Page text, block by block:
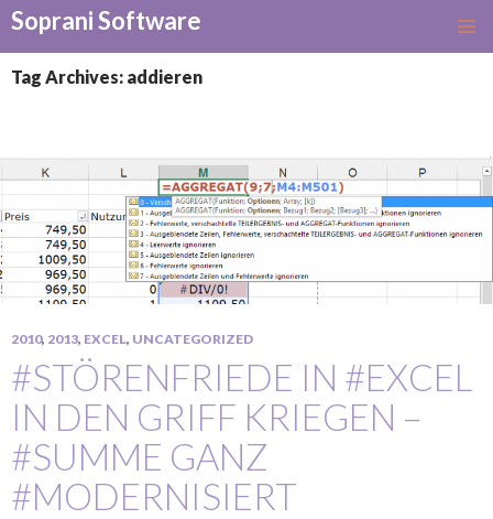
Soprani Software
TO
CONTENT
Tag Archives: addieren
2010, 2013, EXCEL, UNCATEGORIZED
#STÖRENFRIEDE IN #EXCEL
IN DEN GRIFF KRIEGEN –
#SUMME GANZ
#MODERNISIERT